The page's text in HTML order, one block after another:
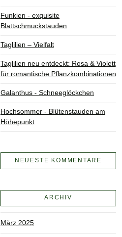
Funkien - exquisite
Blattschmuckstauden
Taglilien – Vielfalt
Taglilien neu entdeckt: Rosa & Violett
für romantische Pflanzkombinationen
Galanthus - Schneeglöckchen
Hochsommer - Blütenstauden am
Höhepunkt
NEUESTE KOMMENTARE
ARCHIV
März 2025